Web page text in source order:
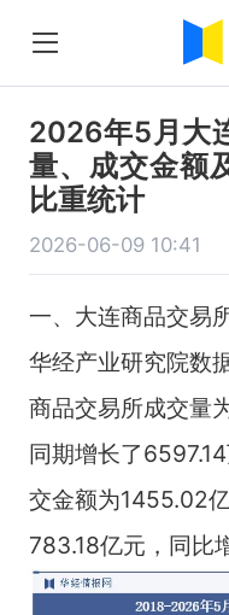
2026年5月大
量、成交金额
比重统计
2026-06-09 10:41
一、大连商品交易
华经产业研究院数
商品交易所成交量
同期增长了
交金额为1455.02
783.18亿元，同比